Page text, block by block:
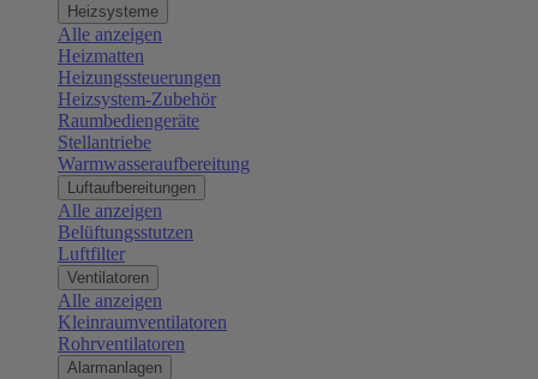
Heizsysteme
Alle anzeigen
Heizmatten
Heizungssteuerungen
Heizsystem-Zubehör
Raumbediengeräte
Stellantriebe
Warmwasseraufbereitung
Luftaufbereitungen
Alle anzeigen
Belüftungsstutzen
Luftfilter
Ventilatoren
Alle anzeigen
Kleinraumventilatoren
Rohrventilatoren
Alarmanlagen